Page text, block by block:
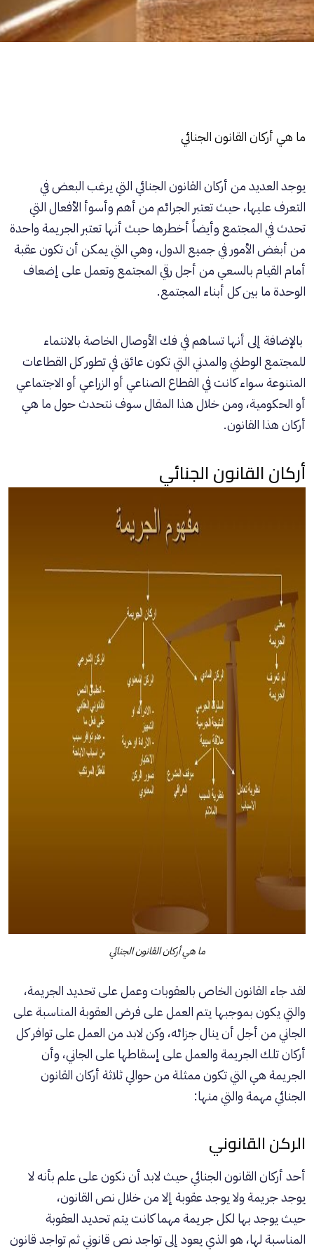
ما هي أركان القانون الجنائي
يوجد العديد من أركان القانونالجنائيالتي يرغب البعض في
التعرف عليها، حيث تعتبر الجرائممن أهم وأسوأ الأفعال التي
تحدث في المجتمع وأيضاً أخطرها حيث أنها تعتبر الجريمة واحدة
من أبغض الأمور في جميع الدول، وهي التي يمكن أن تكون عقبة
أمام القيام بالسعي من أجل رقي المجتمع وتعمل على إضعاف
الوحدة ما بين كل أبناء المجتمع.
بالإضافة إلى أنها تساهم في فك الأوصال الخاصة بالانتماء
للمجتمع الوطني والمدني التي تكون عائق في تطور كل القطاعات
المتنوعة سواء كانت في القطاع الصناعي أو الزراعي أو الاجتماعي
أو الحكومية، ومن خلال هذا المقال سوف نتحدث حول ما هي
أركان هذا القانون.
أركان القانون الجنائي
ما هي أركان القانون الجنائي
لقد جاء القانون الخاص بالعقوبات وعمل على تحديد الجريمة،
والتي يكون بموجبها يتم العمل على فرض العقوبة المناسبة على
الجاني من أجل أن ينال جزائه، وكن لابد من العمل على توافر كل
أركان تلك الجريمة والعمل على إسقاطها على الجاني، وأن
الجريمة هي التي تكون ممثلة من حوالي ثلاثة أركان القانون
الجنائي مهمة والتي منها:
الركن القانوني
أحد أركان القانون الجنائي حيث لابد أن نكون على علم بأنه لا
يوجد جريمة ولا يوجد عقوبة إلا من خلال نص القانون،
حيث يوجد بها لكل جريمة مهما كانت يتم تحديد العقوبة
المناسبة لها، هو الذي يعود إلى تواجد نص قانوني ثم تواجد قانون